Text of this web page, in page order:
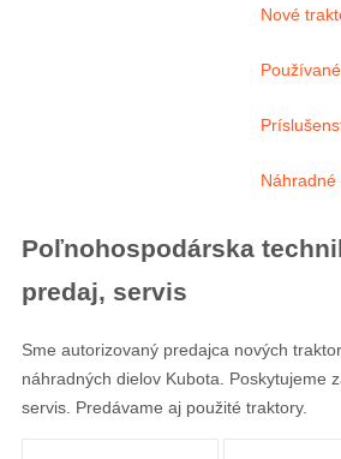
Nové
Náhradné
Poľnohospodárska
predaj, servis
Sme autorizovaný predajca nových
náhradných dielov Kubota. Poskytujeme
servis. Predávame aj použité traktory.